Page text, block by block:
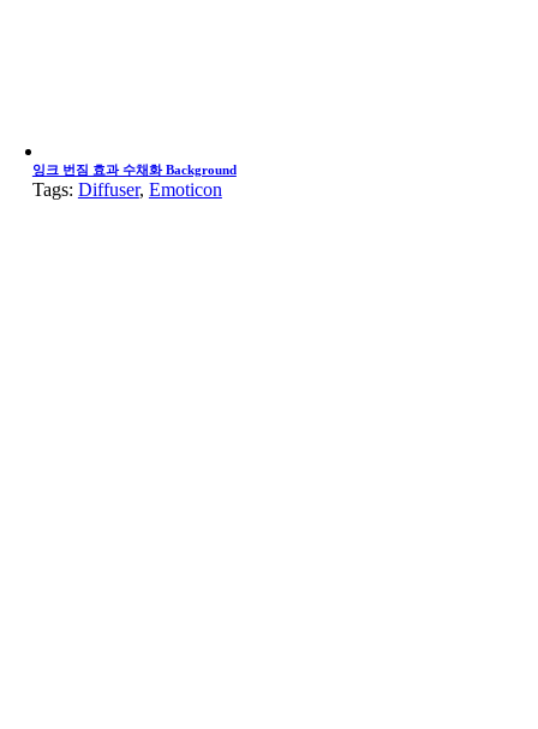
잉크 번짐 효과 수채화 Background
Tags: Diffuser, Emoticon